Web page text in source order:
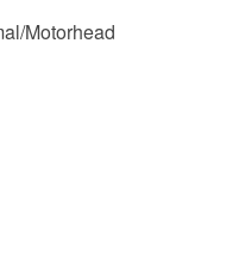
Motorhead